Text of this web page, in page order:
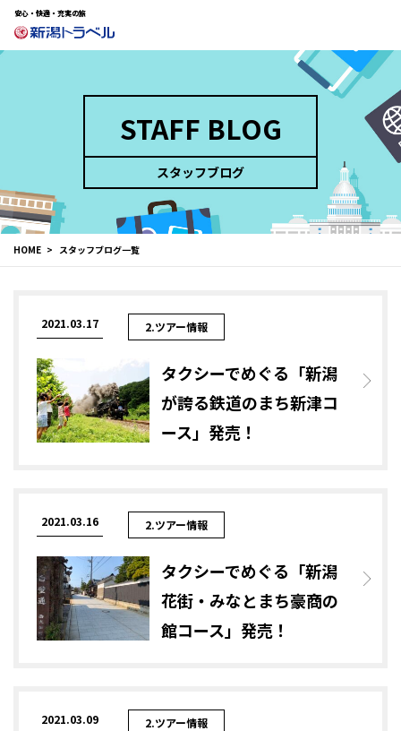
安心・快適・充実の旅
STAFF BLOG
スタッフブログ
HOME スタッフブログ一覧
2021.03.17 2.ツアー情報
タクシーでめぐる「新潟
が誇る鉄道のまち新津コ
ース」発売！
2021.03.16 2.ツアー情報
タクシーでめぐる「新潟
花街・みなとまち豪商の
館コース」発売！
2021.03.09 2.ツアー情報